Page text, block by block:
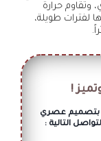
حرارة
لفترات طويلة،
!
بتصميم عصري
التالية :